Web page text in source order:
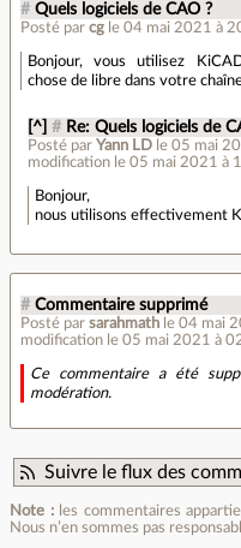
# Quels logiciels de CAO ?
Posté par cg le 04 mai 2021 à
Bonjour, vous utilisez
chose de libre dans votre
[^] # Re: Quels logiciels de
Posté parYann LD le 05 mai
modification le 05 mai 2021 à
Bonjour,
nous utilisons effectivement
# Commentaire supprimé
Posté par sarahmath le 04 mai
modification le 05 mai 2021 à
Ce commentaire a été
modération.
Suivre le flux des
Note :les commentaires
Nous n’en sommes pas